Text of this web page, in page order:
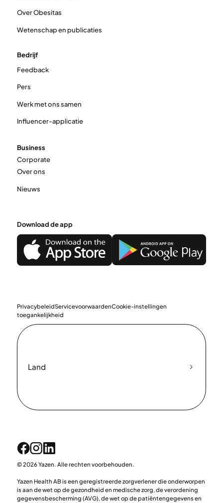
Over Obesitas
Wetenschap en publicaties
Bedrijf
Feedback
Pers
Werk met ons samen
Influencer-applicatie
Business
Corporate
Over ons
Nieuws
Download de app
PrivacybeleidServicevoorwaardenCookie-instellingen
toegankelijkheid
Land
© 2026 Yazen. Alle rechten voorbehouden.
Yazen Health AB is een geregistreerde zorgverlener die onderworpen
is aan de wet op de gezondheid en medische zorg, de verordening
gegevensbescherming (AVG), de wet op de patiëntengegevens en